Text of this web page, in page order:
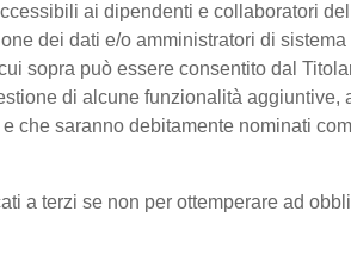
ai dipendenti e collaboratori
dei dati e/o amministratori di
sopra può essere consentito dal
di alcune funzionalità
saranno debitamente nominati
a terzi se non per ottemperare ad